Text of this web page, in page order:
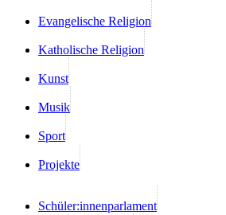
Evangelische Religion
Katholische Religion
Kunst
Musik
Sport
Projekte
Schüler:innenparlament